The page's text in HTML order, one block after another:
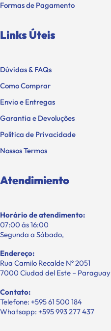
Formas de Pagamento
Links Úteis
Dúvidas & FAQs
Como Comprar
Envio e Entregas
Garantia e Devoluções
Política de Privacidade
Nossos Termos
Atendimiento
Horário de atendimento:
07:00 ás 16:00
Segunda a Sábado,
Endereço:
Rua Camilo Recalde Nº 2051
7000 Ciudad del Este – Paraguay
Contato:
Telefone: +595 61 500 184
Whatsapp: +595 993 277 437